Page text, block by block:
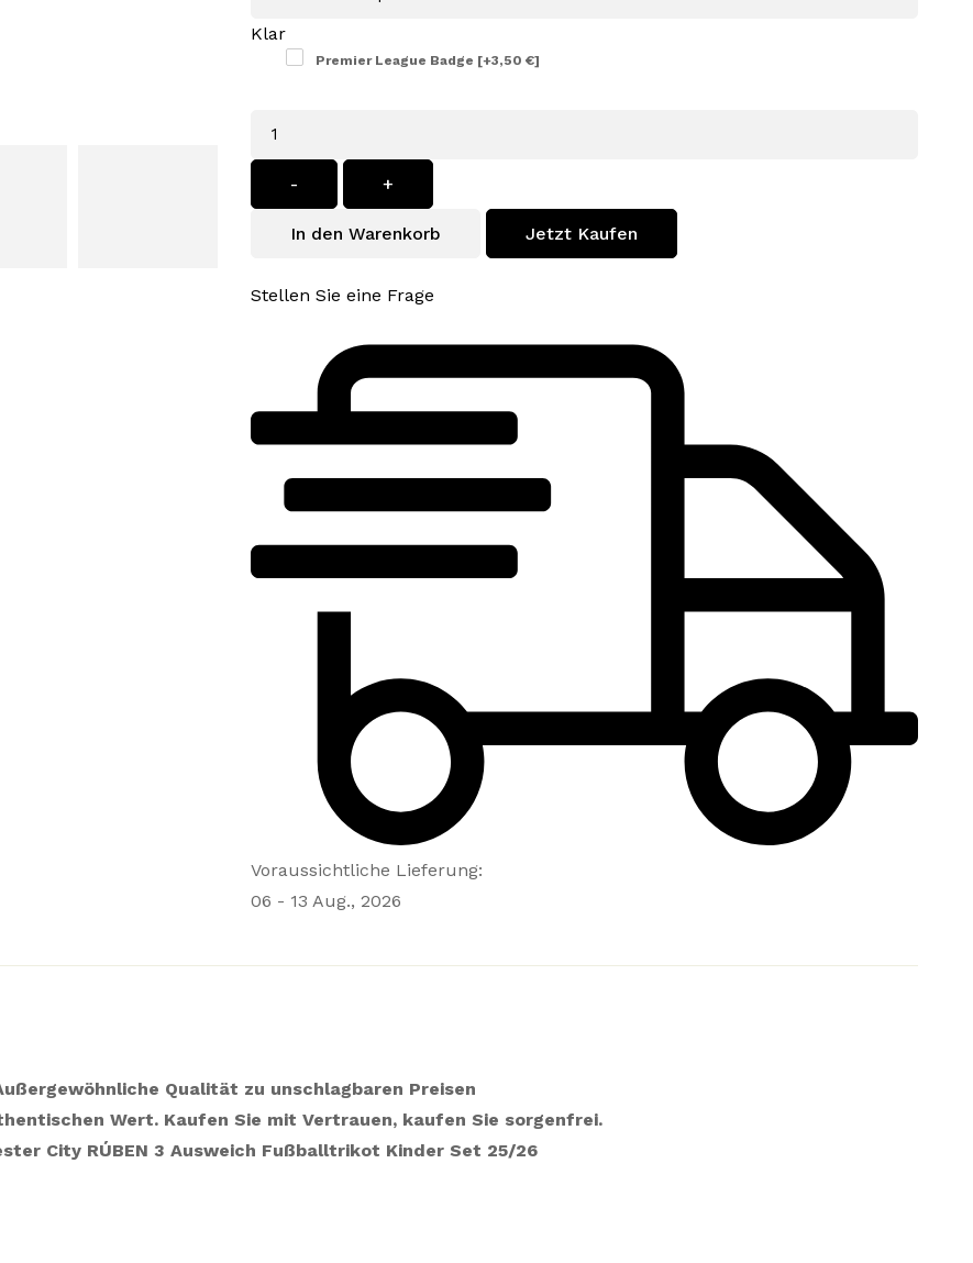
Klar
Premier League Badge [+3,50 €]
Menge
- +
In den Warenkorb Jetzt Kaufen
Stellen Sie eine Frage
Voraussichtliche Lieferung:
06 - 13 Aug., 2026
Qualität zu unschlagbaren Preisen
Wert. Kaufen Sie mit Vertrauen, kaufen Sie sorgenfrei.
City RÚBEN 3 Ausweich Fußballtrikot Kinder Set 25/26